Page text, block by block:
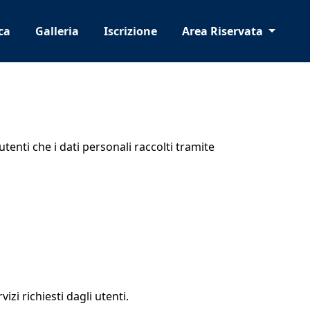
Galleria Iscrizione Area Riservata
utenti che i dati personali raccolti tramite
richiesti dagli utenti.